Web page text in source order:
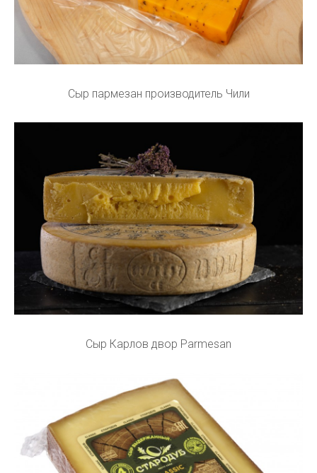
Сыр пармезан производитель Чили
Сыр Карлов двор Parmesan